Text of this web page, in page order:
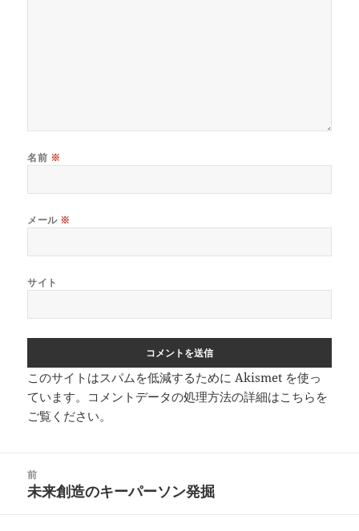
名前 ※
メール ※
サイト
このサイトはスパムを低減するために Akismet を使っ
ています。 コメントデータの処理方法の詳細はこちらを
ご覧ください。
前
前
未来創造のキーパーソン発掘